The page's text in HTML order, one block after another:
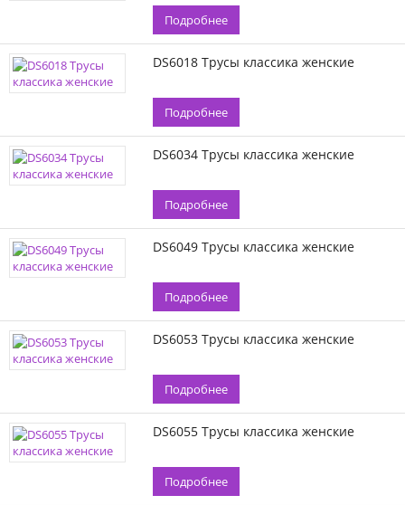
Подробнее
DS6018 Трусы классика женские
Подробнее
DS6034 Трусы классика женские
Подробнее
DS6049 Трусы классика женские
Подробнее
DS6053 Трусы классика женские
Подробнее
DS6055 Трусы классика женские
Подробнее